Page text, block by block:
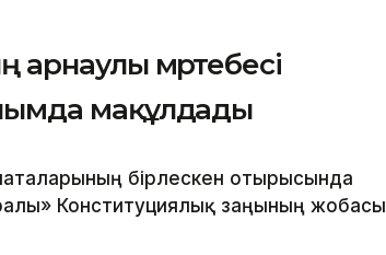
мәртебесі
мақұлдады
бірлескен отырысында
Конституциялық заңының жобасы